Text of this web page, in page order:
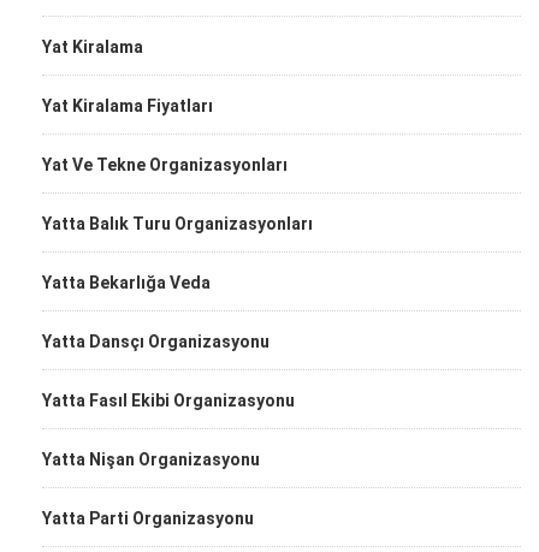
Yat Kiralama
Yat Kiralama Fiyatları
Yat Ve Tekne Organizasyonları
Yatta Balık Turu Organizasyonları
Yatta Bekarlığa Veda
Yatta Dansçı Organizasyonu
Yatta Fasıl Ekibi Organizasyonu
Yatta Nişan Organizasyonu
Yatta Parti Organizasyonu